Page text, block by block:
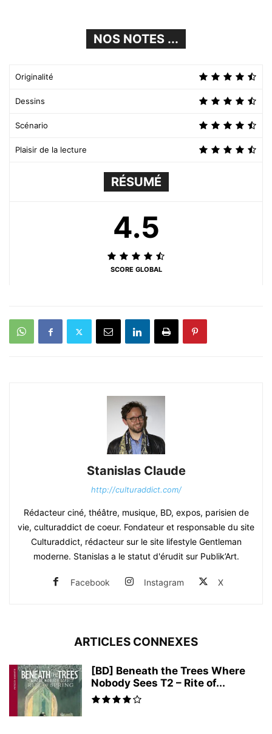
NOS NOTES ...
Originalité
Dessins
Scénario
Plaisir de la lecture
RÉSUMÉ
4.5
SCORE GLOBAL
Stanislas Claude
http://culturaddict.com/
Rédacteur ciné, théâtre, musique, BD, expos, parisien de
vie, culturaddict de coeur. Fondateur et responsable du site
Culturaddict, rédacteur sur le site lifestyle Gentleman
moderne. Stanislas a le statut d'érudit sur Publik’Art.
Facebook Instagram X
ARTICLES CONNEXES
[BD] Beneath the Trees Where
Nobody Sees T2 – Rite of...